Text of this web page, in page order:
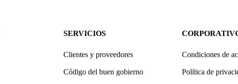
SERVICIOS
Clientes y proveedores
Código del buen gobierno
Condiciones de
Política de